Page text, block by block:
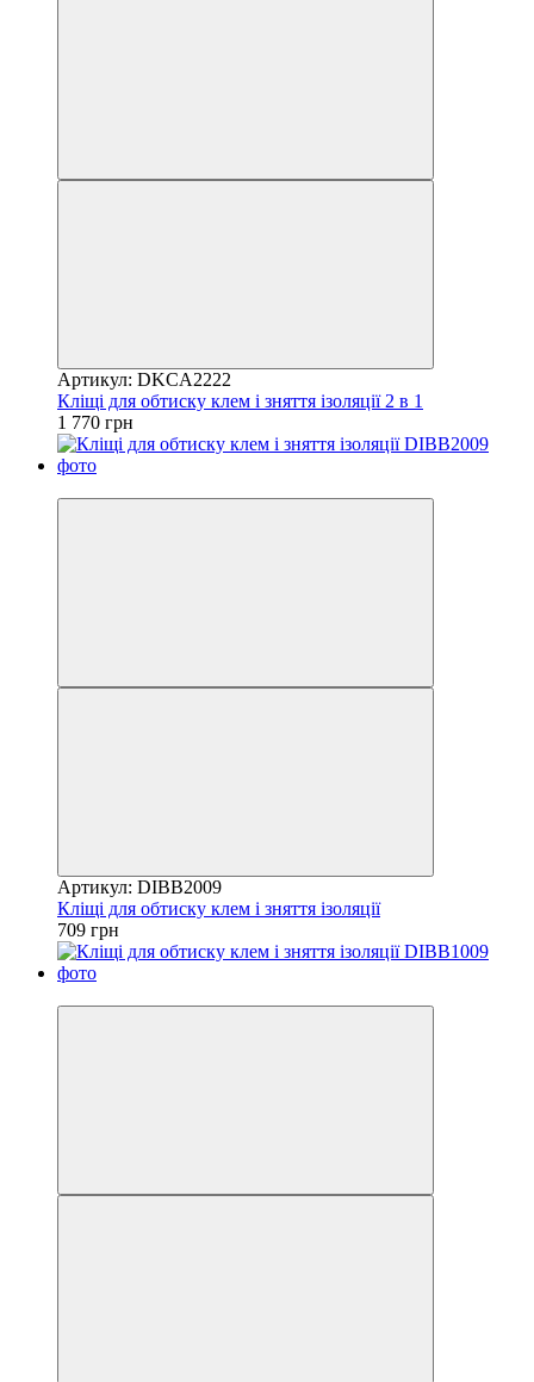
Артикул: DKCA2222
Кліщі для обтиску клем і зняття ізоляції 2 в 1
1 770 грн
Артикул: DIBB2009
Кліщі для обтиску клем і зняття ізоляції
709 грн